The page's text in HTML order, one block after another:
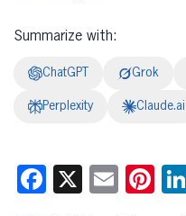
Summarize with:
ChatGPT Grok
Perplexity Claude.ai
Facebook
X Email